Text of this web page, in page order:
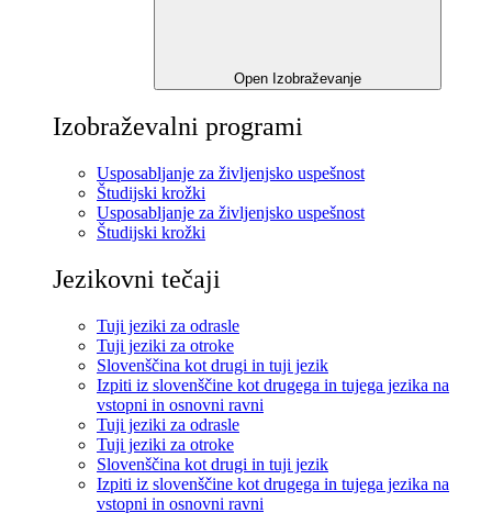
Open Izobraževanje
Izobraževalni programi
Usposabljanje za življenjsko uspešnost
Študijski krožki
Usposabljanje za življenjsko uspešnost
Študijski krožki
Jezikovni tečaji
Tuji jeziki za odrasle
Tuji jeziki za otroke
Slovenščina kot drugi in tuji jezik
Izpiti iz slovenščine kot drugega in tujega jezika na
vstopni in osnovni ravni
Tuji jeziki za odrasle
Tuji jeziki za otroke
Slovenščina kot drugi in tuji jezik
Izpiti iz slovenščine kot drugega in tujega jezika na
vstopni in osnovni ravni